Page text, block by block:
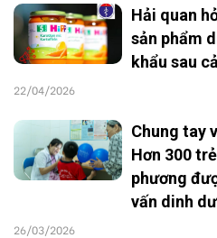
Hải quan
sản phẩm
khẩu sau
22/04/2026
Chung tay
Hơn 300
phương
vấn dinh
26/03/2026